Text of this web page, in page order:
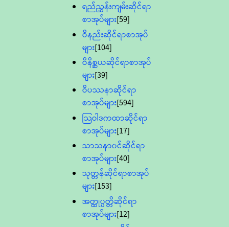
ရည်ညွှန်းကျမ်းဆိုင်ရာ
စာအုပ်များ[59]
ဝိနည်းဆိုင်ရာစာအုပ်
များ[104]
ဝိနိစ္ဆယဆိုင်ရာစာအုပ်
များ[39]
ဝိပဿနာဆိုင်ရာ
စာအုပ်များ[594]
သြဝါဒကထာဆိုင်ရာ
စာအုပ်များ[17]
သာသနာ၀င်ဆိုင်ရာ
စာအုပ်များ[40]
သုတ္တန်ဆိုင်ရာစာအုပ်
များ[153]
အတ္ထုပ္ပတ္တိဆိုင်ရာ
စာအုပ်များ[12]